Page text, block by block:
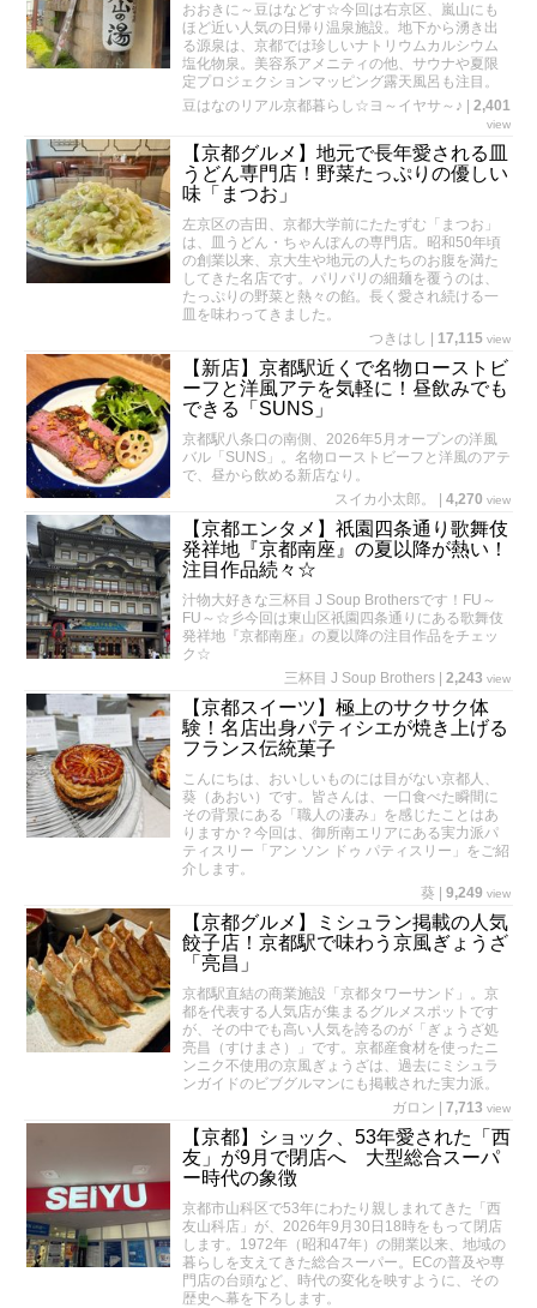
おおきに～豆はなどす☆今回は右京区、嵐山にも
ほど近い人気の日帰り温泉施設。地下から湧き出
る源泉は、京都では珍しいナトリウムカルシウム
塩化物泉。美容系アメニティの他、サウナや夏限
定プロジェクションマッピング露天風呂も注目。
豆はなのリアル京都暮らし☆ヨ～イヤサ～♪
2,401
view
【京都グルメ】地元で長年愛される皿
うどん専門店！野菜たっぷりの優しい
味「まつお」
左京区の吉田、京都大学前にたたずむ「まつお」
は、皿うどん・ちゃんぽんの専門店。昭和50年頃
の創業以来、京大生や地元の人たちのお腹を満た
してきた名店です。パリパリの細麺を覆うのは、
たっぷりの野菜と熱々の餡。長く愛され続ける一
皿を味わってきました。
つきはし
17,115 view
【新店】京都駅近くで名物ローストビ
ーフと洋風アテを気軽に！昼飲みでも
できる「SUNS」
京都駅八条口の南側、2026年5月オープンの洋風
バル「SUNS」。名物ローストビーフと洋風のアテ
で、昼から飲める新店なり。
スイカ小太郎。
4,270 view
【京都エンタメ】祇園四条通り歌舞伎
発祥地『京都南座』の夏以降が熱い！
注目作品続々☆
汁物大好きな三杯目 J Soup Brothersです！FU～
FU～☆彡今回は東山区祇園四条通りにある歌舞伎
発祥地『京都南座』の夏以降の注目作品をチェッ
ク☆
三杯目 J Soup Brothers
2,243 view
【京都スイーツ】極上のサクサク体
験！名店出身パティシエが焼き上げる
フランス伝統菓子
こんにちは、おいしいものには目がない京都人、
葵（あおい）です。皆さんは、一口食べた瞬間に
その背景にある「職人の凄み」を感じたことはあ
りますか？今回は、御所南エリアにある実力派パ
ティスリー「アン ソン ドゥ パティスリー」をご紹
介します。
葵
9,249 view
【京都グルメ】ミシュラン掲載の人気
餃子店！京都駅で味わう京風ぎょうざ
「亮昌」
京都駅直結の商業施設「京都タワーサンド」。京
都を代表する人気店が集まるグルメスポットです
が、その中でも高い人気を誇るのが「ぎょうざ処
亮昌（すけまさ）」です。京都産食材を使ったニ
ンニク不使用の京風ぎょうざは、過去にミシュラ
ンガイドのビブグルマンにも掲載された実力派。
ガロン
7,713 view
【京都】ショック、53年愛された「西
友」が9月で閉店へ 大型総合スーパ
ー時代の象徴
京都市山科区で53年にわたり親しまれてきた「西
友山科店」が、2026年9月30日18時をもって閉店
します。1972年（昭和47年）の開業以来、地域の
暮らしを支えてきた総合スーパー。ECの普及や専
門店の台頭など、時代の変化を映すように、その
歴史へ幕を下ろします。